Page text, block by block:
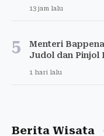
13 jam lalu
5
Menteri
Judol dan Pinjol
1 hari lalu
Berita Wisata